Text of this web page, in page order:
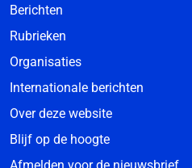
Berichten
Rubrieken
Organisaties
Internationale berichten
Over deze website
Blijf op de hoogte